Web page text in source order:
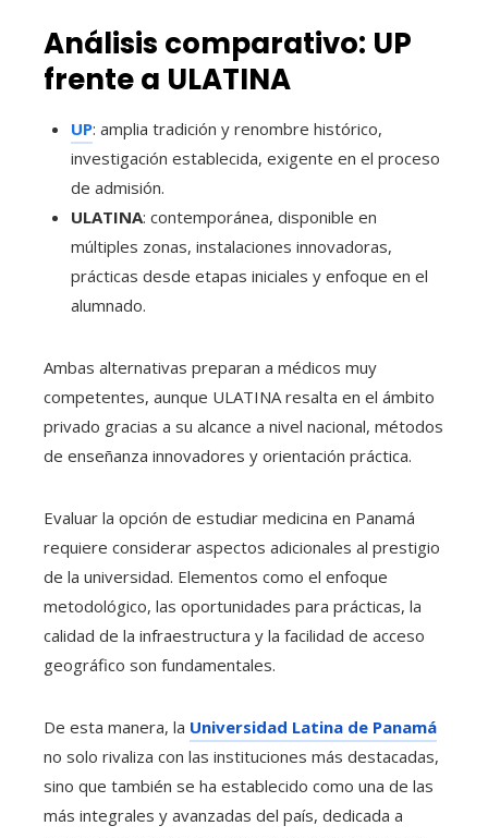
Análisis comparativo: UP
frente a ULATINA
UP: amplia tradición y renombre histórico,
investigación establecida, exigente en el proceso
de admisión.
ULATINA: contemporánea, disponible en
múltiples zonas, instalaciones innovadoras,
prácticas desde etapas iniciales y enfoque en el
alumnado.
Ambas alternativas preparan a médicos muy
competentes, aunque ULATINA resalta en el ámbito
privado gracias a su alcance a nivel nacional, métodos
de enseñanza innovadores y orientación práctica.
Evaluar la opción de estudiar medicina en Panamá
requiere considerar aspectos adicionales al prestigio
de la universidad. Elementos como el enfoque
metodológico, las oportunidades para prácticas, la
calidad de la infraestructura y la facilidad de acceso
geográfico son fundamentales.
De esta manera, la Universidad Latina de Panamá
no solo rivaliza con las instituciones más destacadas,
sino que también se ha establecido como una de las
más integrales y avanzadas del país, dedicada a